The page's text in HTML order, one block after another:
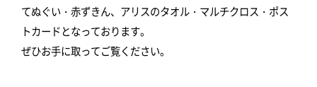
てぬぐい・赤ずきん、アリスのタオル・マルチクロス・ポス
トカードとなっております。
ぜひお手に取ってご覧ください。